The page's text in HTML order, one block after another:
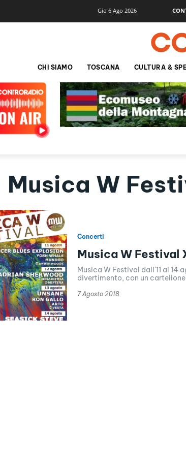
Gio 6 Ago 2026
CHI SIAMO TOSCANA CULTURA &
Musica W
Concerti
Musica W Festival
Musica W Festival dall'11 al
divertimento, con un
7 Agosto 2018